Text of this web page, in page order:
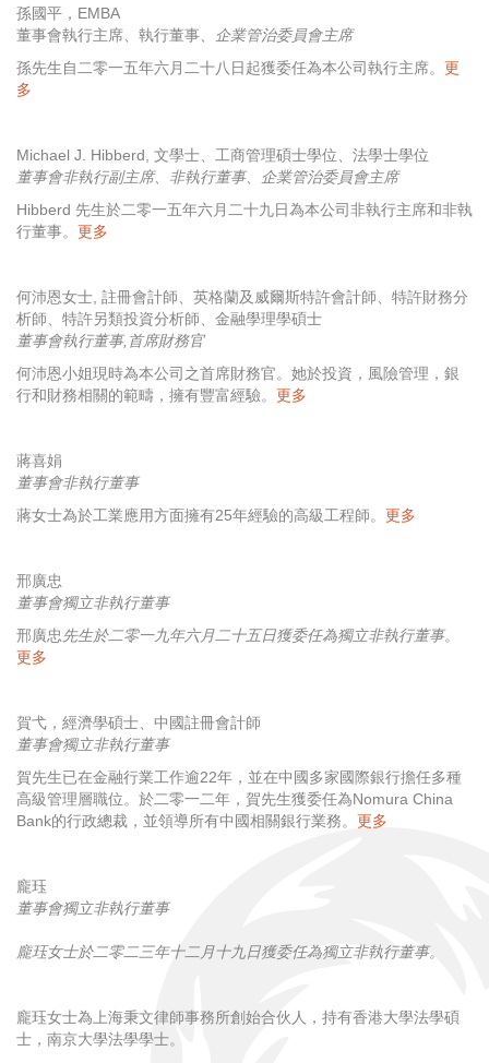
孫國平，EMBA
董事會執行主席、執行董事
企業管治委員會主席
孫先生自二零一五年六月二十八日起獲委任為本公司執行主席。 更
多
Michael J. Hibberd, 文學士、工商管理碩士學位、法學士學位
董事會非執行副主席、非執行董事、企業管治委員會主席
Hibberd 先生於二零一五年六月二十九日為本公司非執行主席和非執
行董事。 更多
何沛恩女士, 註冊會計師、英格蘭及威爾斯特許會計師、特許財務分
析師、特許另類投資分析師、金融學理學碩士
董事會執行董事,首席財務官
何沛恩小姐現時為本公司之首席財務官。她於投資，風險管理，銀
行和財務相關的範疇，擁有豐富經驗。 更多
蔣喜娟
董事會非執行董事
蔣女士為於工業應用方面擁有25年經驗的高級工程師。 更多
邢廣忠
董事會獨立非執行董事
邢廣忠 先生於二零一九年六月二十五日獲委任為獨立非執行董事。
更多
賀弋，經濟學碩士、中國註冊會計師
董事會獨立非執行董事
賀先生已在金融行業工作逾22年，並在中國多家國際銀行擔任多種
高級管理層職位。於二零一二年，賀先生獲委任為Nomura China
Bank的行政總裁，並領導所有中國相關銀行業務。 更多
龐珏
董事會獨立非執行董事
龐珏女士於二零二三年十二月十九日獲委任為獨立非執行董事。
龐珏女士為上海秉文律師事務所創始合伙人，持有香港大學法學碩
士，南京大學法學學士。